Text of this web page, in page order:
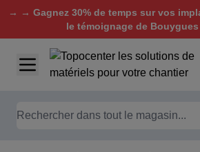
→ → Gagnez 30% de temps sur vos
le témoignage de
Aller au contenu
Chercher